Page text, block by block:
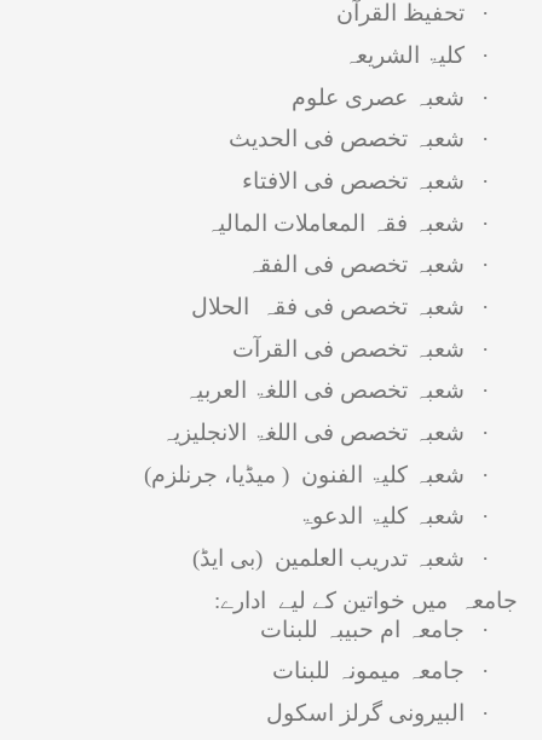
·
تحفیظ القرآن
·
کلیۃ الشریعہ
·
شعبہ عصری علوم
·
شعبہ تخصص فی الحدیث
·
شعبہ تخصص فی الافتاء
·
شعبہ فقہ المعاملات المالیہ
·
شعبہ تخصص فی الفقہ
·
شعبہ تخصص فی فقہ الحلال
·
شعبہ تخصص فی القرآت
·
شعبہ تخصص فی اللغۃ العربیہ
·
شعبہ تخصص فی اللغۃ الانجلیزیہ
·
شعبہ کلیۃ الفنون ( میڈیا، جرنلزم)
·
شعبہ کلیۃ الدعوۃ
·
شعبہ تدریب العلمین (بی ایڈ)
جامعہ میں خواتین کے لیے ادارے:
·
جامعہ ام حبیبہ للبنات
·
جامعہ میمونہ للبنات
·
البیرونی گرلز اسکول